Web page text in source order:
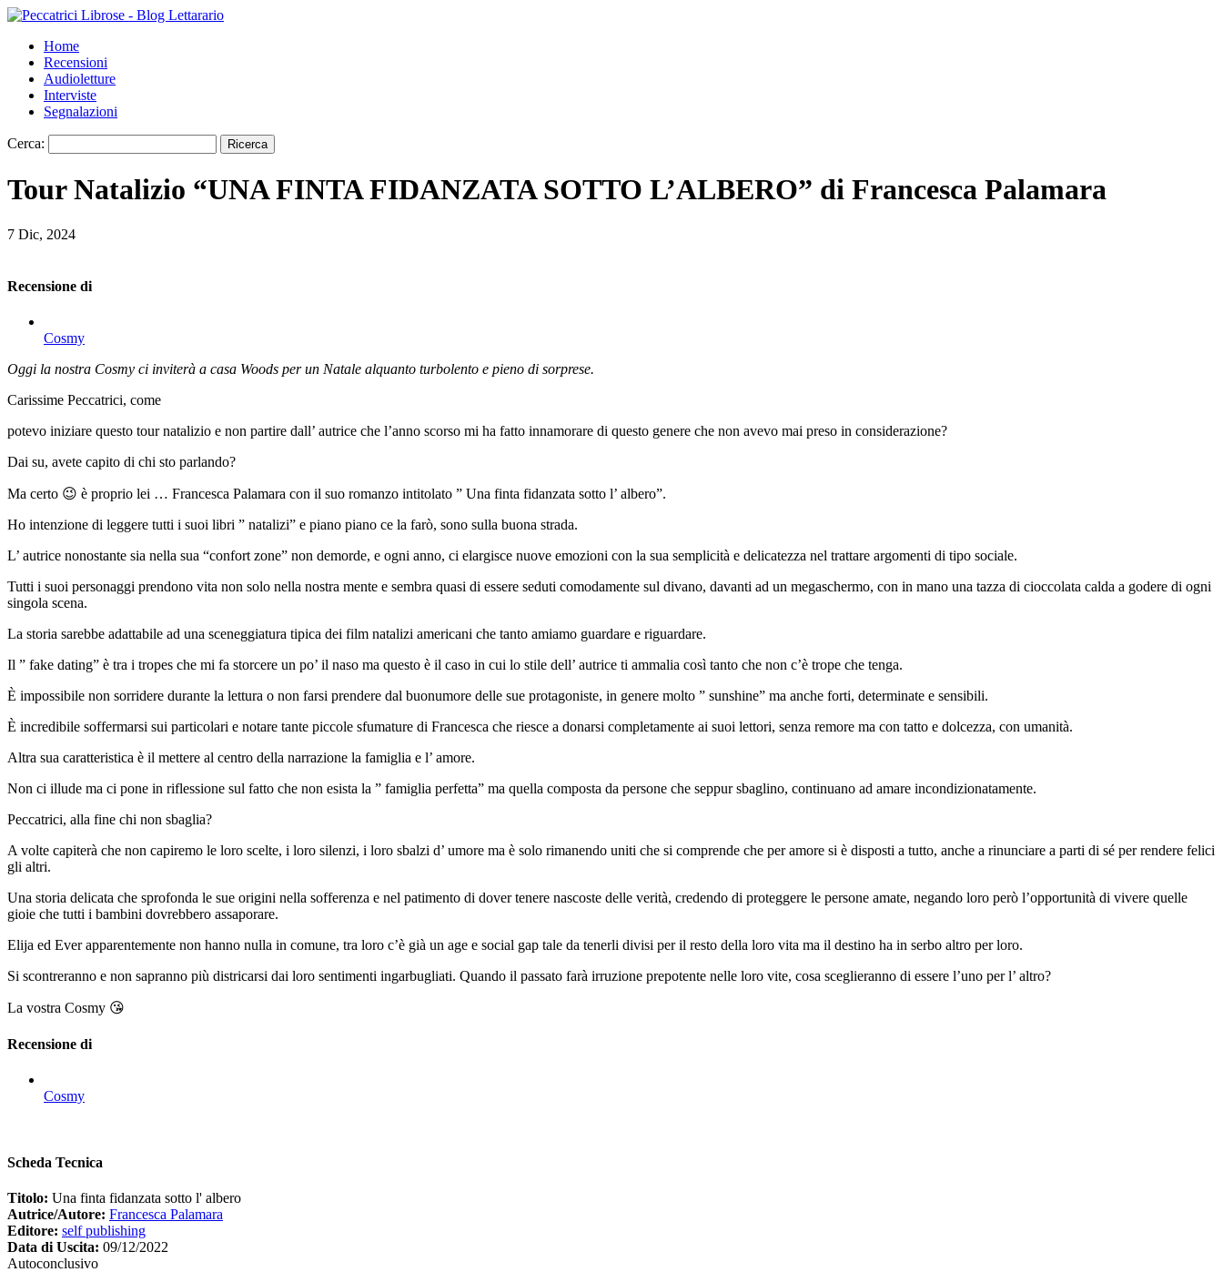
Home
Recensioni
Audioletture
Interviste
Segnalazioni
Cerca:
Tour Natalizio “UNA FINTA FIDANZATA SOTTO L’ALBERO” di Francesca Palamara
7 Dic, 2024
Recensione di
Cosmy
Oggi la nostra Cosmy ci inviterà a casa Woods per un Natale alquanto turbolento e pieno di sorprese.
Carissime Peccatrici, come
potevo iniziare questo tour natalizio e non partire dall’ autrice che l’anno scorso mi ha fatto innamorare di questo genere che non avevo mai preso in considerazione?
Dai su, avete capito di chi sto parlando?
Ma certo 😉 è proprio lei … Francesca Palamara con il suo romanzo intitolato ” Una finta fidanzata sotto l’ albero”.
Ho intenzione di leggere tutti i suoi libri ” natalizi” e piano piano ce la farò, sono sulla buona strada.
L’ autrice nonostante sia nella sua “confort zone” non demorde, e ogni anno, ci elargisce nuove emozioni con la sua semplicità e delicatezza nel trattare argomenti di tipo sociale.
Tutti i suoi personaggi prendono vita non solo nella nostra mente e sembra quasi di essere seduti comodamente sul divano, davanti ad un megaschermo, con in mano una tazza di cioccolata calda a godere di ogni
singola scena.
La storia sarebbe adattabile ad una sceneggiatura tipica dei film natalizi americani che tanto amiamo guardare e riguardare.
Il ” fake dating” è tra i tropes che mi fa storcere un po’ il naso ma questo è il caso in cui lo stile dell’ autrice ti ammalia così tanto che non c’è trope che tenga.
È impossibile non sorridere durante la lettura o non farsi prendere dal buonumore delle sue protagoniste, in genere molto ” sunshine” ma anche forti, determinate e sensibili.
È incredibile soffermarsi sui particolari e notare tante piccole sfumature di Francesca che riesce a donarsi completamente ai suoi lettori, senza remore ma con tatto e dolcezza, con umanità.
Altra sua caratteristica è il mettere al centro della narrazione la famiglia e l’ amore.
Non ci illude ma ci pone in riflessione sul fatto che non esista la ” famiglia perfetta” ma quella composta da persone che seppur sbaglino, continuano ad amare incondizionatamente.
Peccatrici, alla fine chi non sbaglia?
A volte capiterà che non capiremo le loro scelte, i loro silenzi, i loro sbalzi d’ umore ma è solo rimanendo uniti che si comprende che per amore si è disposti a tutto, anche a rinunciare a parti di sé per rendere felici
gli altri.
Una storia delicata che sprofonda le sue origini nella sofferenza e nel patimento di dover tenere nascoste delle verità, credendo di proteggere le persone amate, negando loro però l’opportunità di vivere quelle
gioie che tutti i bambini dovrebbero assaporare.
Elija ed Ever apparentemente non hanno nulla in comune, tra loro c’è già un age e social gap tale da tenerli divisi per il resto della loro vita ma il destino ha in serbo altro per loro.
Si scontreranno e non sapranno più districarsi dai loro sentimenti ingarbugliati. Quando il passato farà irruzione prepotente nelle loro vite, cosa sceglieranno di essere l’uno per l’ altro?
La vostra Cosmy 😘
Recensione di
Cosmy
Scheda Tecnica
Titolo: Una finta fidanzata sotto l' albero
Autrice/Autore: Francesca Palamara
Editore: self publishing
Data di Uscita: 09/12/2022
Autoconclusivo